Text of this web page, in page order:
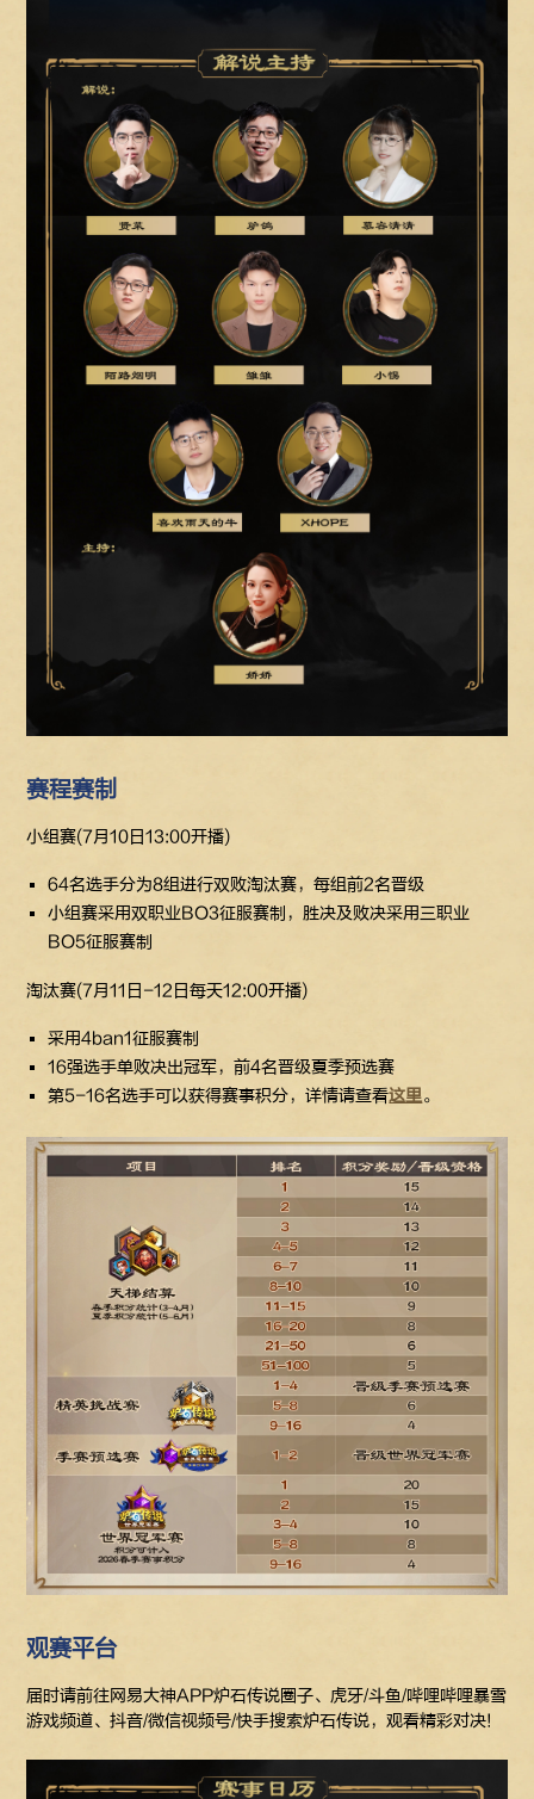
赛程赛制
小组赛(7月10日13:00开播)
64名选手分为8组进行双败淘汰赛，每组前2名晋级
小组赛采用双职业BO3征服赛制，胜决及败决采用三职业
BO5征服赛制
淘汰赛(7月11日-12日每天12:00开播)
采用4ban1征服赛制
16强选手单败决出冠军，前4名晋级夏季预选赛
第5-16名选手可以获得赛事积分，详情请查看这里。
观赛平台
届时请前往网易大神APP炉石传说圈子、虎牙/斗鱼/哔哩哔哩暴雪
游戏频道、抖音/微信视频号/快手搜索炉石传说，观看精彩对决!